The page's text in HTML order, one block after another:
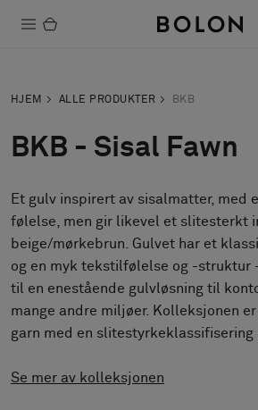
Bærekraft
Installation
Vedlikehold
Samarbeid med designere
FAQ
HJEM ALLE PRODUKTER BKB
BKB - Sisal Fawn
Et gulv inspirert av sisalmatter, med
følelse, men gir likevel et slitesterkt
beige/mørkebrun. Gulvet har et
og en myk tekstilfølelse og -struktur
til en enestående gulvløsning til
mange andre miljøer. Kolleksjonen
garn med en slitestyrkeklassifisering
Se mer av kolleksjonen